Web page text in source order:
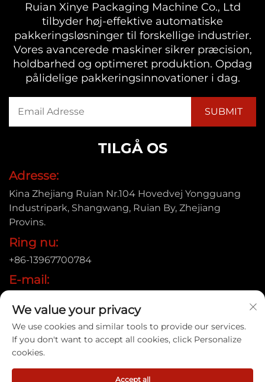
Ruian Xinye Packaging Machine Co., Ltd
tilbyder høj-effektive automatiske
pakkeringsløsninger til forskellige industrier.
Vores avancerede maskiner sikrer præcision,
holdbarhed og optimeret produktion. Opdag
pålidelige pakkeringsinnovationer i dag.
TILGÅ OS
Adresse:
Kina Zhejiang Ruian Nr.104 Hovedvej Yongguang
Industripark, Shangwang, Ruian By, Zhejiang
Provins.
Ring nu:
+86-13967700784
E-mail:
Copyright © 2025 Ruian Xinye Packaging Machine Co.,Ltd |
We value your privacy
We use cookies and similar tools to provide our services.
If you don't want to accept all cookies, click Personalize
cookies.
Accept all